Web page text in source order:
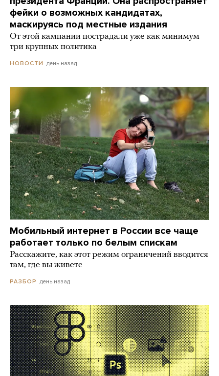
фейки о возможных кандидатах,
маскируясь под местные издания
От этой кампании пострадали уже как минимум
три крупных политика
НОВОСТИ день назад
Мобильный интернет в России все чаще
работает только по белым спискам
Расскажите, как этот режим ограничений вводится
там, где вы живете
РАЗБОР день назад